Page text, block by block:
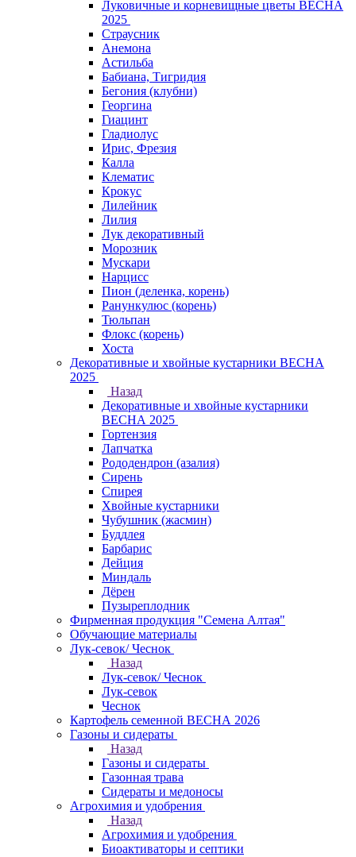
Луковичные и корневищные цветы ВЕСНА
2025
Страусник
Анемона
Астильба
Бабиана, Тигридия
Бегония (клубни)
Георгина
Гиацинт
Гладиолус
Ирис, Фрезия
Калла
Клематис
Крокус
Лилейник
Лилия
Лук декоративный
Морозник
Мускари
Нарцисс
Пион (деленка, корень)
Ранункулюс (корень)
Тюльпан
Флокс (корень)
Хоста
Декоративные и хвойные кустарники ВЕСНА
2025
Назад
Декоративные и хвойные кустарники
ВЕСНА 2025
Гортензия
Лапчатка
Рододендрон (азалия)
Сирень
Спирея
Хвойные кустарники
Чубушник (жасмин)
Буддлея
Барбарис
Дейция
Миндаль
Дёрен
Пузыреплодник
Фирменная продукция "Семена Алтая"
Обучающие материалы
Лук-севок/ Чеснок
Назад
Лук-севок/ Чеснок
Лук-севок
Чеснок
Картофель семенной ВЕСНА 2026
Газоны и сидераты
Назад
Газоны и сидераты
Газонная трава
Сидераты и медоносы
Агрохимия и удобрения
Назад
Агрохимия и удобрения
Биоактиваторы и септики